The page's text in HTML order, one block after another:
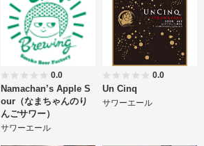
0.0
Namachan’s Apple S
our（なまちゃんのり
んごサワー）
サワーエール
0.0
Un Cinq
サワーエール